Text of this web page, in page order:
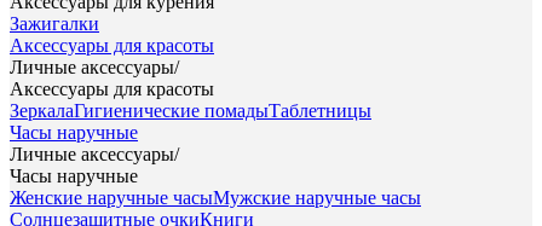
Зажигалки
Аксессуары для красоты
Личные аксессуары/
Аксессуары для красоты
ЗеркалаГигиенические помадыТаблетницы
Часы наручные
Личные аксессуары/
Часы наручные
Женские наручные часыМужские наручные часы
Солнцезащитные очкиКниги